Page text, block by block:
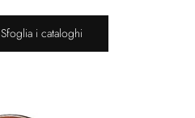
Sfoglia i cataloghi